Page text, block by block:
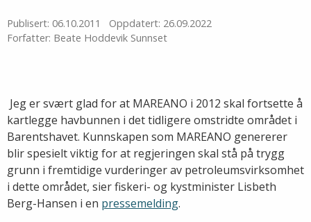
Publisert: 06.10.2011
Oppdatert: 26.09.2022
Forfatter: Beate Hoddevik Sunnset
 Jeg er svært glad for at MAREANO i 2012 skal fortsette å
kartlegge havbunnen i det tidligere omstridte området i
Barentshavet. Kunnskapen som MAREANO genererer
blir spesielt viktig for at regjeringen skal stå på trygg
grunn i fremtidige vurderinger av petroleumsvirksomhet
i dette området, sier fiskeri- og kystminister Lisbeth
Berg-Hansen i en pressemelding.